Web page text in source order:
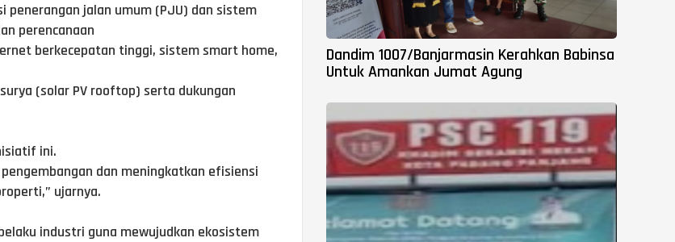
penerangan jalan umum (PJU) dan sistem
perencanaan
berkecepatan tinggi, sistem smart home,
(solar PV rooftop) serta dukungan
ini.
dan meningkatkan efisiensi
ujarnya.
industri guna mewujudkan ekosistem
Dandim 1007/Banjarmasin Kerahkan Babinsa
Untuk Amankan Jumat Agung